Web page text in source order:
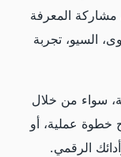
المعرفة
السيو، تجربة
سواء من خلال
عملية، أو
الرقمي.